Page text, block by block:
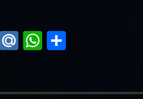
Odnoklassniki
Mail.RuWhatsApp